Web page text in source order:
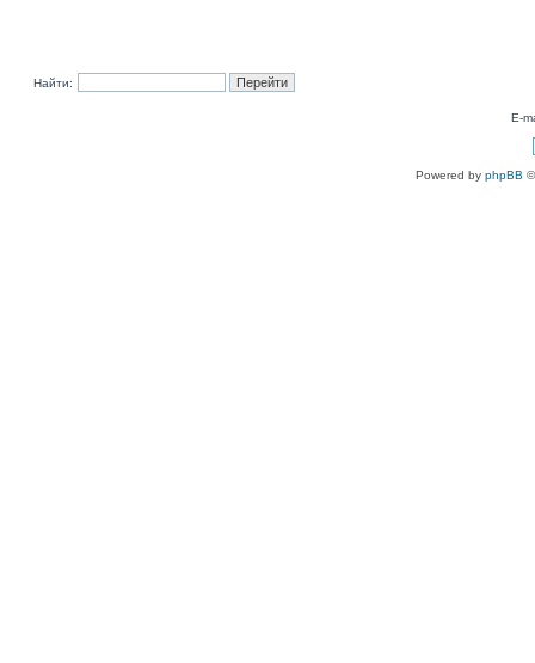
Найти:
E-
Powered by phpBB